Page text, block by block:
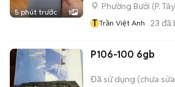
5 phút trước 1
Phường Bưởi (P.
T Trần Việt Anh 23 đã
P106-100 6gb
Đã sử dụng (chưa